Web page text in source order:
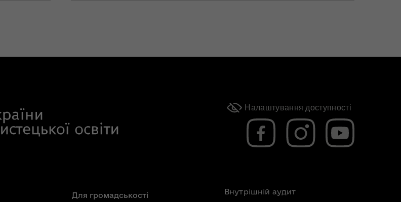
Налаштування доступності
Для громадськості
Внутрішній аудит